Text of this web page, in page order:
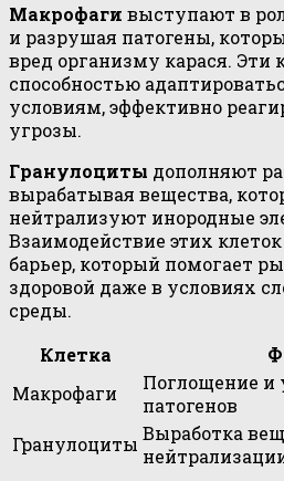
Макрофаги выступают в
и разрушая патогены,
вред организму карася. Эти
способностью
условиям, эффективно
угрозы.
Гранулоциты дополняют
вырабатывая вещества,
нейтрализуют инородные
Взаимодействие этих
барьер, который помогает
здоровой даже в условиях
среды.
Клетка
Макрофаги
Поглощение и
патогенов
Гранулоциты Выработка